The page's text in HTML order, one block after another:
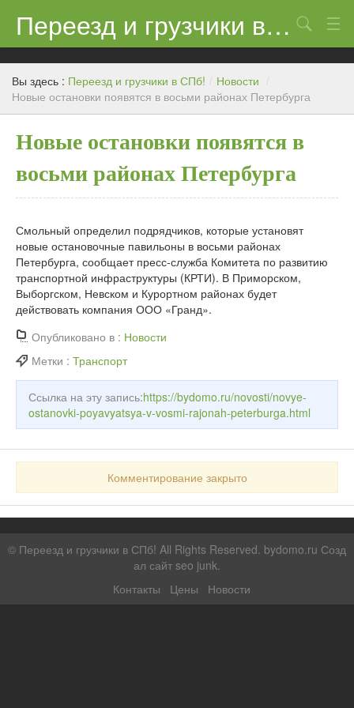
Переезд и грузчики в СПб!
Контакты
Цены
Поиск
Вы здесь : Переезд и грузчики в СПб! / Новости /
Новые остановки появятся в восьми районах Петербурга
Новые остановки появятся в
восьми районах Петербурга
Смольный определил подрядчиков, которые установят
новые остановочные павильоны в восьми районах
Петербурга, сообщает пресс-служба Комитета по развитию
транспортной инфраструктуры (КРТИ). В Приморском,
Выборгском, Невском и Курортном районах будет
действовать компания ООО «Гранд».
Опубликовано в : Новости
Метки : Транспорт
Ссылка на эту запись:https://bydomo.ru/novosti/novye-
ostanovki-poyavyatsya-v-vosmi-rajonah-peterburga.html
Комментирование закрыто
© Переезд и грузчики в СПб! All Rights Reserved. bydomo.ru Созд
ал сайт seo junk.
Контакты
Цены Новости